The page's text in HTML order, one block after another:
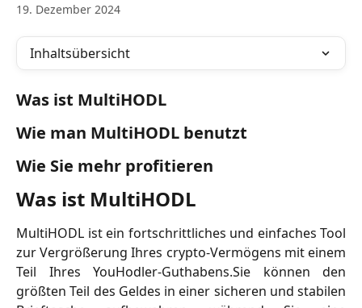
19. Dezember 2024
Inhaltsübersicht
Was ist MultiHODL
Wie man MultiHODL benutzt
Wie Sie mehr profitieren
Was ist MultiHODL
MultiHODL ist ein fortschrittliches und einfaches Tool
zur Vergrößerung Ihres crypto-Vermögens mit einem
Teil Ihres YouHodler-Guthabens.Sie können den
größten Teil des Geldes in einer sicheren und stabilen